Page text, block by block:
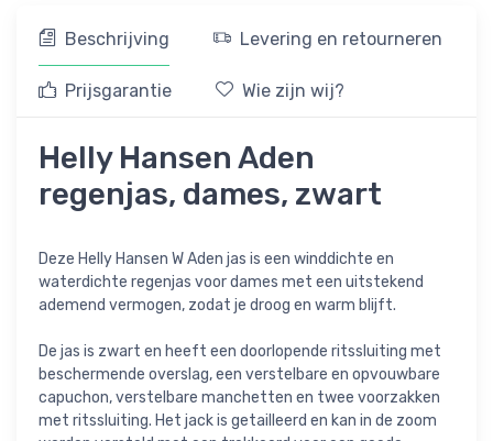
Beschrijving Levering en retourneren
Prijsgarantie Wie zijn wij?
Helly Hansen Aden
regenjas, dames, zwart
Deze Helly Hansen W Aden jas is een winddichte en
waterdichte regenjas voor dames met een uitstekend
ademend vermogen, zodat je droog en warm blijft.
De jas is zwart en heeft een doorlopende ritssluiting met
beschermende overslag, een verstelbare en opvouwbare
capuchon, verstelbare manchetten en twee voorzakken
met ritssluiting. Het jack is getailleerd en kan in de zoom